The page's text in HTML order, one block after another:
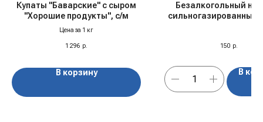
Купаты "Баварские" с сыром
"Хорошие продукты", с/м
Цена за 1 кг
1 296 р.
В корзину
Безалкогольный
сильногазированный
150 р.
В